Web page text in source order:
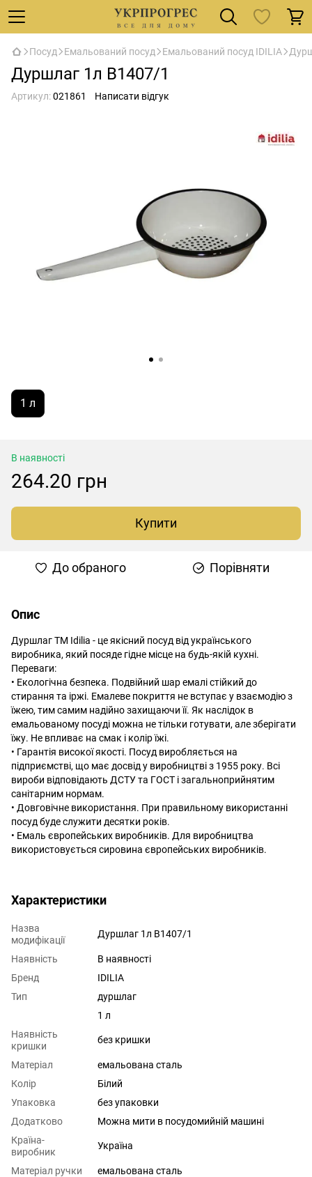
Посуд Емальований посуд Емальований посуд IDILIA
Дуршлаг 1л В1407/1
Артикул:021861 Написати відгук
1 л
В наявності
264.20 грн
Купити
До обраного Порівняти
Опис
Дуршлаг ТМ Idilia - це якісний посуд від українського
виробника, який посяде гідне місце на будь-якій кухні.
Переваги:
• Екологічна безпека. Подвійний шар емалі стійкий до
стирання та іржі. Емалеве покриття не вступає у взаємодію з
їжею, тим самим надійно захищаючи її. Як наслідок в
емальованому посуді можна не тільки готувати, але зберігати
їжу. Не впливає на смак і колір їжі.
• Гарантія високої якості. Посуд виробляється на
підприємстві, що має досвід у виробництві з 1955 року. Всі
вироби відповідають ДСТУ та ГОСТ і загальноприйнятим
санітарним нормам.
• Довговічне використання. При правильному використанні
посуд буде служити десятки років.
• Емаль європейських виробників. Для виробництва
використовується сировина європейських виробників.
Характеристики
Назва
модифікації
Дуршлаг 1л В1407/1
Наявність
В наявності
Бренд
IDILIA
Тип
дуршлаг
1 л
Наявність
кришки
без кришки
Матеріал
емальована сталь
Колір
Білий
Упаковка
без упаковки
Додатково
Можна мити в посудомийній машині
Країна-
виробник
Україна
Матеріал ручки
емальована сталь